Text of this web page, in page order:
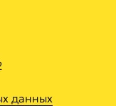
данных